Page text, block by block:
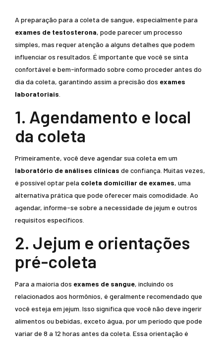
A preparação para a coleta de sangue, especialmente para
exames de testosterona, pode parecer um processo
simples, mas requer atenção a alguns detalhes que podem
influenciar os resultados. É importante que você se sinta
confortável e bem-informado sobre como proceder antes do
dia da coleta, garantindo assim a precisão dos exames
laboratoriais
1. Agendamento e local
da coleta
Primeiramente, você deve agendar sua coleta em um
laboratório de análises clínicas de confiança. Muitas vezes,
é possível optar pela coleta domiciliar de exames, uma
alternativa prática que pode oferecer mais comodidade. Ao
agendar, informe-se sobre a necessidade de jejum e outros
requisitos específicos.
2. Jejum e orientações
pré-coleta
Para a maioria dos exames de sangue, incluindo os
relacionados aos hormônios, é geralmente recomendado que
você esteja em jejum. Isso significa que você não deve ingerir
alimentos ou bebidas, exceto água, por um período que pode
variar de 8 a 12 horas antes da coleta. Essa orientação é